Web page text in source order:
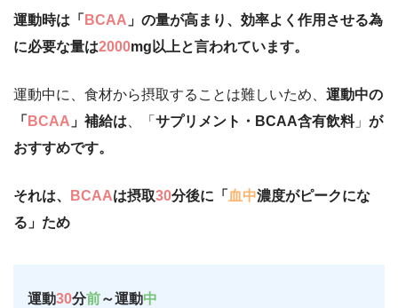
運動時は「 BCAA 」の量が高まり、効率よく作用させる為
に必要な量は2000mg以上と言われています。
運動中に、食材から摂取することは難しいため、 運動中の
「 BCAA 」補給は 、「 サプリメント・BCAA含有飲料」 が
おすすめです。
それは、 BCAAは摂取30分後に「 血中濃度がピークにな
る」ため
運動30分前～運動中